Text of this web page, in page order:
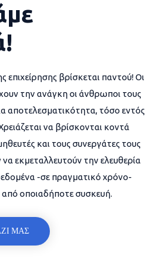
επιχείρησης βρίσκεται παντού! Οι
την ανάγκη οι άνθρωποι τους
αποτελεσματικότητα, τόσο εντός
να βρίσκονται κοντά
και τους συνεργάτες τους
εκμεταλλευτούν την ελευθερία
-σε πραγματικό χρόνο-
από οποιαδήποτε συσκευή.
ΜΑΣ